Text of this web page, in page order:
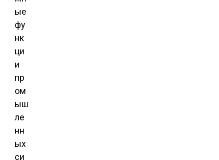
ые
фу
нк
ци
и
пр
ом
ыш
ле
нн
ых
си